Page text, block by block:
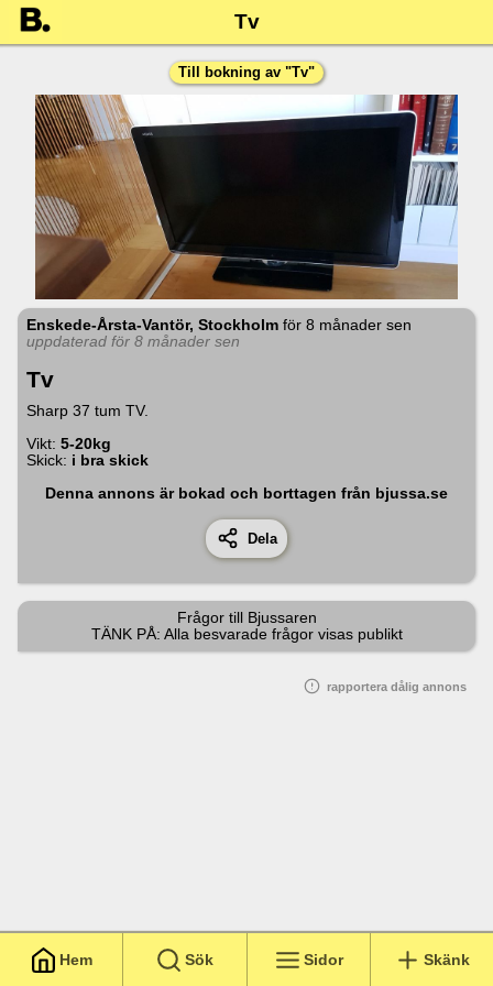
Tv
Hem Sök Sidor Skänk
Till bokning av "Tv"
Enskede-Årsta-Vantör, Stockholm för 8 månader sen
uppdaterad för 8 månader sen
Tv
Sharp 37 tum TV.
Vikt: 5-20kg
Skick: i bra skick
Denna annons är bokad och borttagen från bjussa.se
Dela
Frågor till Bjussaren
TÄNK PÅ: Alla besvarade frågor visas publikt
rapportera dålig annons